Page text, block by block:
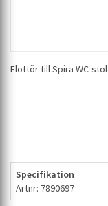
Flottör till Spira WC-stol
Specifikation
Artnr: 7890697